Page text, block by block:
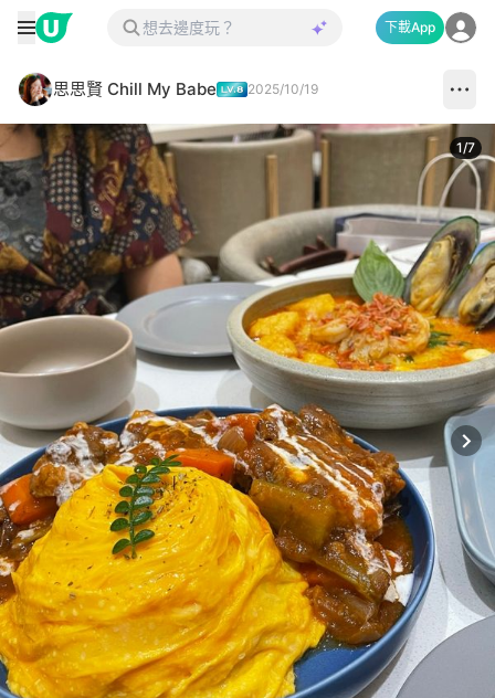
下載App
思思賢 Chill My Babe 2025/10/19
1/7